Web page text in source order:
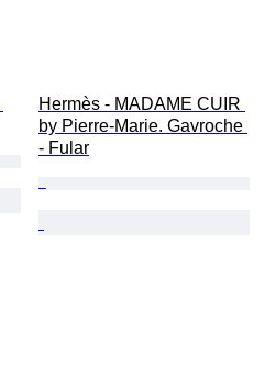
Hermès - MADAME CUIR
by Pierre-Marie. Gavroche
- Fular